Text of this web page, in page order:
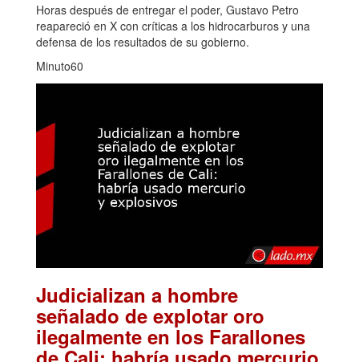
Horas después de entregar el poder, Gustavo Petro
reapareció en X con críticas a los hidrocarburos y una
defensa de los resultados de su gobierno.
Minuto60
Judicializan a hombre
señalado de explotar oro
ilegalmente en los Farallones